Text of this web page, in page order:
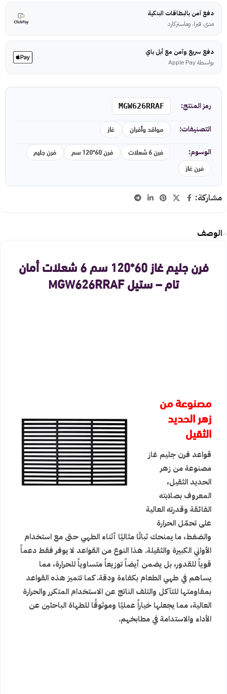
دفع آمن بالبطاقات البنكية
مدى، فيزا، وماستركارد
دفع سريع وآمن مع أبل باي
بواسطة Apple Pay
رمز المنتج: MGW626RRAF
التصنيفات: مواقد وأفران غاز
الوسوم: فرن 6 شعلات فرن 60*120 سم
فرن جليم
فرن غاز
مشاركة:
الوصف
فرن جليم غاز 60*120 سم 6 شعلات أمان
تام – ستيل MGW626RRAF
مصنوعة من
زهر الحديد
الثقيل
قواعد فرن جليم غاز
مصنوعة من زهر
الحديد الثقيل،
المعروف بصلابته
الفائقة وقدرته العالية
على تحمّل الحرارة
والضغط، ما يمنحك ثباتًا مثاليًا أثناء الطهي حتى مع استخدام
الأواني الكبيرة والثقيلة. هذا النوع من القواعد لا يوفر فقط دعماً
قوياً للقدور، بل يضمن أيضاً توزيعاً متساوياً للحرارة، مما
يساهم في طهي الطعام بكفاءة ودقة. كما تتميز هذه القواعد
بمقاومتها للتآكل والتلف الناتج عن الاستخدام المتكرر والحرارة
العالية، مما يجعلها خياراً عمليًا وموثوقًا للطهاة الباحثين عن
الأداء والاستدامة في مطابخهم.